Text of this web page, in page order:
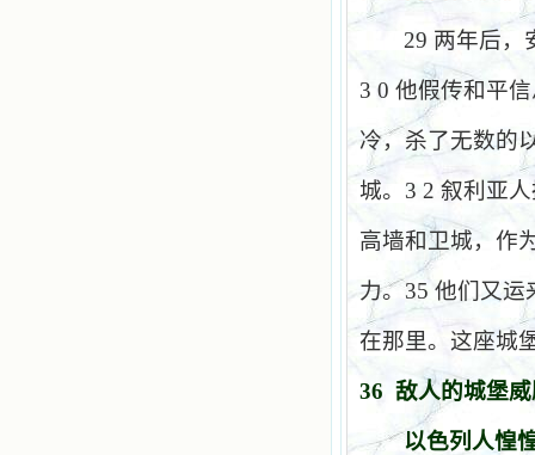
29 两年后，
3 0 他假传和平
冷，杀了无数的
城。 3 2 叙利亚
高墙和卫城，作
力。 35 他们又运
在那里。这座城
36 敌人的城堡
以色列人惶